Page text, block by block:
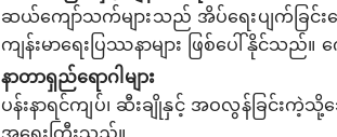
ဆယ်ကျော်သက်များသည် အိပ်ရေးပျက်ခြင်းက
ကျန်းမာရေးပြဿနာများ ဖြစ်ပေါ်နိုင်သ
နာတာရှည်ရောဂါများ
ပန်းနာရင်ကျပ်၊ ဆီးချိုနှင့် အဝလွန်ခြင်းကဲ့
အရေးကြီးသည်။